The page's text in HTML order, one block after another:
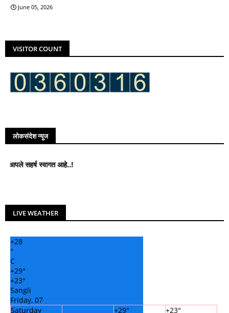
June 05, 2026
VISITOR COUNT
लोकसंदेश न्यूज
स्वागत आहे..!
LIVE WEATHER
+28
°
C
+29°
+23°
Sangli
Friday, 07
Saturday
+29° +23°